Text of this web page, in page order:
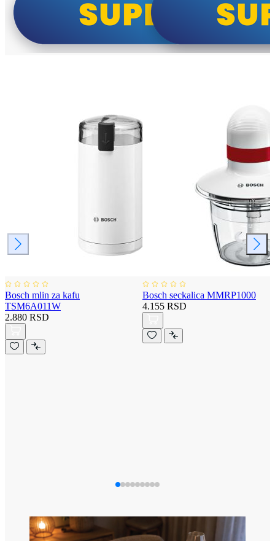
Bosch mlin za kafu
TSM6A011W
2.880 RSD
Bosch seckalica MMRP1000
4.155 RSD